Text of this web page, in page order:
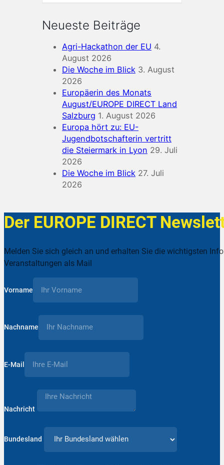
Neueste Beiträge
Agri-Hackathon der EU 4.
August 2026
Die Woche im Blick 3. August
2026
Europäerin des Monats
August/EUROPE DIRECT Land
Salzburg 1. August 2026
Europa hört zu: EU-
Jugendbotschafterin vertritt
die Steiermark in Lyon 29. Juli
2026
Die Woche im Blick 27. Juli
2026
Der EUROPE DIRECT
Melden Sie sich gleich an und erhalten Sie die wichtigsten
Veranstaltungen als Mail
Vorname
Nachname
E-Mail
Nachricht
Bundesland